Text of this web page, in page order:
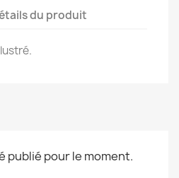
du produit
publié pour le moment.